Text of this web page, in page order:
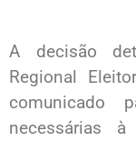
A decisão
Regional
comunicado
necessárias